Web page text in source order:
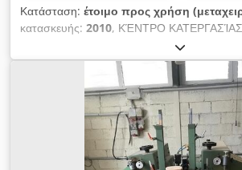
Κατάσταση: έτοιμο προς χρήση
κατασκευής: 2010, ΚΈΝΤΡΟ ΚΑΤΕΡΓΑΣΊΑΣ
MOD. POWER 200 300 CE -
διαδρομή άξονα X-U 4000 mm. Y 4000
Περιστροφή άξονα Α 1000° - Περιστροφή
(+/-200°) - Ν.2 πάγκοι 1400x3000 mm - Ν.
πάγκο - Ν. 3+3 στηρίγματα CSR ανά πάγκο
44 (αριθ. 4 κινητήρες 7,5 kw έκαστος) -
0/24000 στροφές ανά λεπτό με μετατροπέα
HSKC40/ER32 - Ν. 2 μετατροπείς Cjdpfx